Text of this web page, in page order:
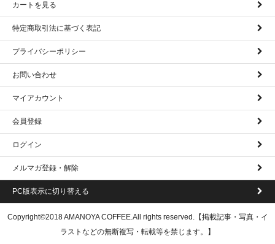
カートを見る
特定商取引法に基づく表記
プライバシーポリシー
お問い合わせ
マイアカウント
会員登録
ログイン
メルマガ登録・解除
PC版表示に切り替える
Copyright©2018 AMANOYA COFFEE.All rights reserved.【掲載記事・写真・イ
ラストなどの無断複写・転載等を禁じます。】